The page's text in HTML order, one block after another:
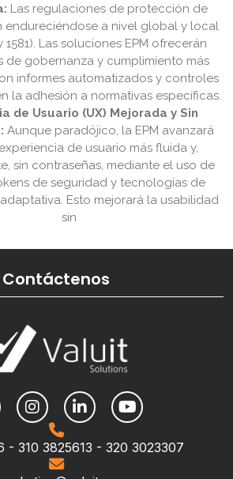
Las regulaciones de protección de
endureciéndose a nivel global y local
1581). Las soluciones EPM ofrecerán
de gobernanza y cumplimiento más
informes automatizados y controles
la adhesión a normativas específicas.
de Usuario (UX) Mejorada y Sin
Aunque paradójico, la EPM avanzará
de usuario más fluida y,
sin contraseñas, mediante el uso de
de seguridad y tecnologías de
Esto mejorará la usabilidad
sin
Contáctenos
- 310 3825613 - 320 3023307